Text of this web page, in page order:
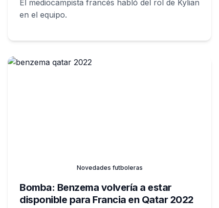
El mediocampista francés habló del rol de Kylian
en el equipo.
Novedades futboleras
Bomba: Benzema volvería a estar
disponible para Francia en Qatar 2022